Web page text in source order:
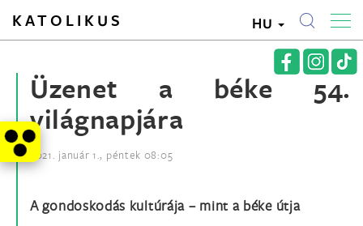
KATOLIKUS HU
Üzenet a béke 54.
világnapjára
2021. január 1., péntek 08:05
A gondoskodás kultúrája – mint a béke útja